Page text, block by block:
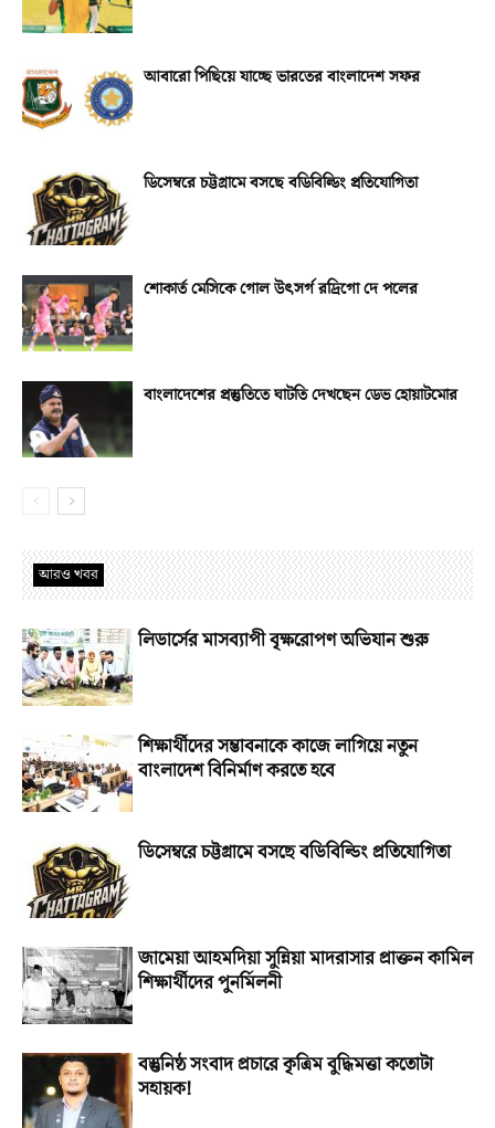
আবারো পিছিয়ে যাচ্ছে ভারতের বাংলাদেশ সফর
ডিসেম্বরে চট্টগ্রামে বসছে বডিবিল্ডিং প্রতিযোগিতা
শোকার্ত মেসিকে গোল উৎসর্গ রদ্রিগো দে পলের
বাংলাদেশের প্রস্তুতিতে ঘাটতি দেখছেন ডেভ হোয়াটমোর
আরও খবর
লিডার্সের মাসব্যাপী বৃক্ষরোপণ অভিযান শুরু
শিক্ষার্থীদের সম্ভাবনাকে কাজে লাগিয়ে নতুন
বাংলাদেশ বিনির্মাণ করতে হবে
ডিসেম্বরে চট্টগ্রামে বসছে বডিবিল্ডিং প্রতিযোগিতা
জামেয়া আহমদিয়া সুন্নিয়া মাদরাসার প্রাক্তন কামিল
শিক্ষার্থীদের পুনর্মিলনী
বস্তুনিষ্ঠ সংবাদ প্রচারে কৃত্রিম বুদ্ধিমত্তা কতোটা
সহায়ক!